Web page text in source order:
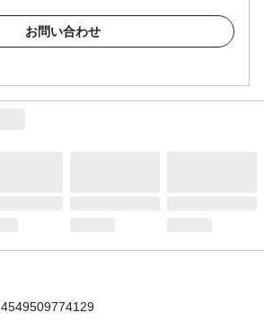
お問い合わせ
4549509774129